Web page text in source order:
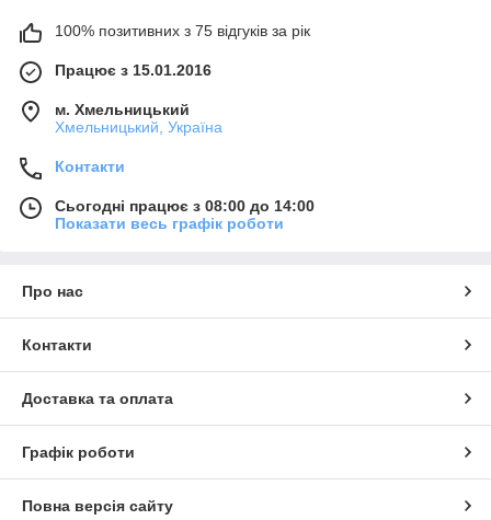
100% позитивних з 75 відгуків за рік
Працює з 15.01.2016
м. Хмельницький
Хмельницький, Україна
Контакти
Сьогодні працює з 08:00 до 14:00
Показати весь графік роботи
Про нас
Контакти
Доставка та оплата
Графік роботи
Повна версія сайту